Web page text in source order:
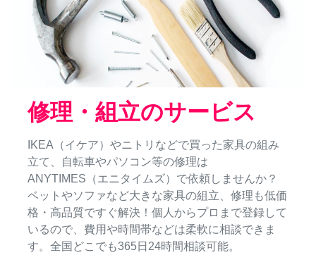
修理・組立のサービス
IKEA（イケア）やニトリなどで買った家具の組み
立て、自転車やパソコン等の修理は
ANYTIMES（エニタイムズ）で依頼しませんか？
ベットやソファなど大きな家具の組立、修理も低価
格・高品質ですぐ解決！個人からプロまで登録して
いるので、費用や時間帯などは柔軟に相談できま
す。全国どこでも365日24時間相談可能。